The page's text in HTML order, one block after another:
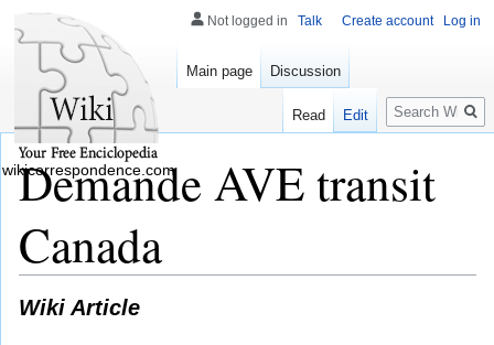
Demande AVE transit
Canada
Wiki Article
Not logged in Talk Create account Log in
Main page Discussion
Read Edit
Search
wikicorrespondence.com